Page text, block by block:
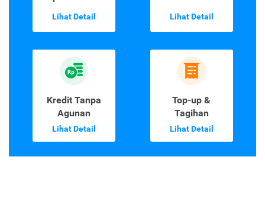
Lihat Detail Lihat Detail
Kredit Tanpa
Agunan
Lihat Detail
Top-up &
Tagihan
Lihat Detail